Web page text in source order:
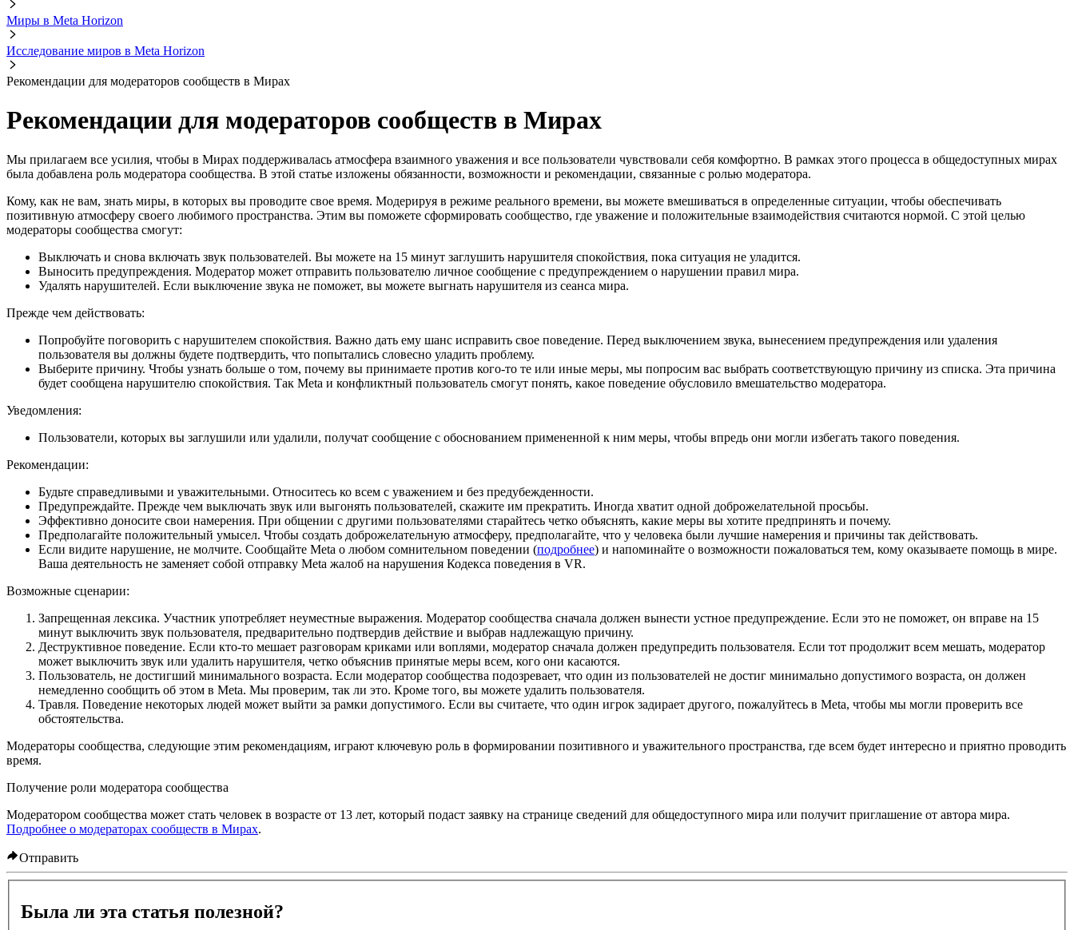
Миры в Meta Horizon
Исследование миров в Meta Horizon
Рекомендации для модераторов сообществ в Мирах
Рекомендации для модераторов сообществ в Мирах
Мы прилагаем все усилия, чтобы в Мирах поддерживалась атмосфера взаимного уважения и все пользователи чувствовали себя комфортно. В рамках этого процесса в общедоступных мирах
была добавлена роль модератора сообщества. В этой статье изложены обязанности, возможности и рекомендации, связанные с ролью модератора.
Кому, как не вам, знать миры, в которых вы проводите свое время. Модерируя в режиме реального времени, вы можете вмешиваться в определенные ситуации, чтобы обеспечивать
позитивную атмосферу своего любимого пространства. Этим вы поможете сформировать сообщество, где уважение и положительные взаимодействия считаются нормой. С этой целью
модераторы сообщества смогут:
Выключать и снова включать звук пользователей. Вы можете на 15 минут заглушить нарушителя спокойствия, пока ситуация не уладится.
Выносить предупреждения. Модератор может отправить пользователю личное сообщение с предупреждением о нарушении правил мира.
Удалять нарушителей. Если выключение звука не поможет, вы можете выгнать нарушителя из сеанса мира.
Прежде чем действовать:
Попробуйте поговорить с нарушителем спокойствия. Важно дать ему шанс исправить свое поведение. Перед выключением звука, вынесением предупреждения или удаления
пользователя вы должны будете подтвердить, что попытались словесно уладить проблему.
Выберите причину. Чтобы узнать больше о том, почему вы принимаете против кого-то те или иные меры, мы попросим вас выбрать соответствующую причину из списка. Эта причина
будет сообщена нарушителю спокойствия. Так Meta и конфликтный пользователь смогут понять, какое поведение обусловило вмешательство модератора.
Уведомления:
Пользователи, которых вы заглушили или удалили, получат сообщение с обоснованием примененной к ним меры, чтобы впредь они могли избегать такого поведения.
Рекомендации:
Будьте справедливыми и уважительными. Относитесь ко всем с уважением и без предубежденности.
Предупреждайте. Прежде чем выключать звук или выгонять пользователей, скажите им прекратить. Иногда хватит одной доброжелательной просьбы.
Эффективно доносите свои намерения. При общении с другими пользователями старайтесь четко объяснять, какие меры вы хотите предпринять и почему.
Предполагайте положительный умысел. Чтобы создать доброжелательную атмосферу, предполагайте, что у человека были лучшие намерения и причины так действовать.
Если видите нарушение, не молчите. Сообщайте Meta о любом сомнительном поведении (подробнее) и напоминайте о возможности пожаловаться тем, кому оказываете помощь в мире.
Ваша деятельность не заменяет собой отправку Meta жалоб на нарушения Кодекса поведения в VR.
Возможные сценарии:
Запрещенная лексика. Участник употребляет неуместные выражения. Модератор сообщества сначала должен вынести устное предупреждение. Если это не поможет, он вправе на 15
минут выключить звук пользователя, предварительно подтвердив действие и выбрав надлежащую причину.
Деструктивное поведение. Если кто-то мешает разговорам криками или воплями, модератор сначала должен предупредить пользователя. Если тот продолжит всем мешать, модератор
может выключить звук или удалить нарушителя, четко объяснив принятые меры всем, кого они касаются.
Пользователь, не достигший минимального возраста. Если модератор сообщества подозревает, что один из пользователей не достиг минимально допустимого возраста, он должен
немедленно сообщить об этом в Meta. Мы проверим, так ли это. Кроме того, вы можете удалить пользователя.
Травля. Поведение некоторых людей может выйти за рамки допустимого. Если вы считаете, что один игрок задирает другого, пожалуйтесь в Meta, чтобы мы могли проверить все
обстоятельства.
Модераторы сообщества, следующие этим рекомендациям, играют ключевую роль в формировании позитивного и уважительного пространства, где всем будет интересно и приятно проводить
время.
Получение роли модератора сообщества
Модератором сообщества может стать человек в возрасте от 13 лет, который подаст заявку на странице сведений для общедоступного мира или получит приглашение от автора мира.
Подробнее о модераторах сообществ в Мирах.
Отправить
Была ли эта статья полезной?